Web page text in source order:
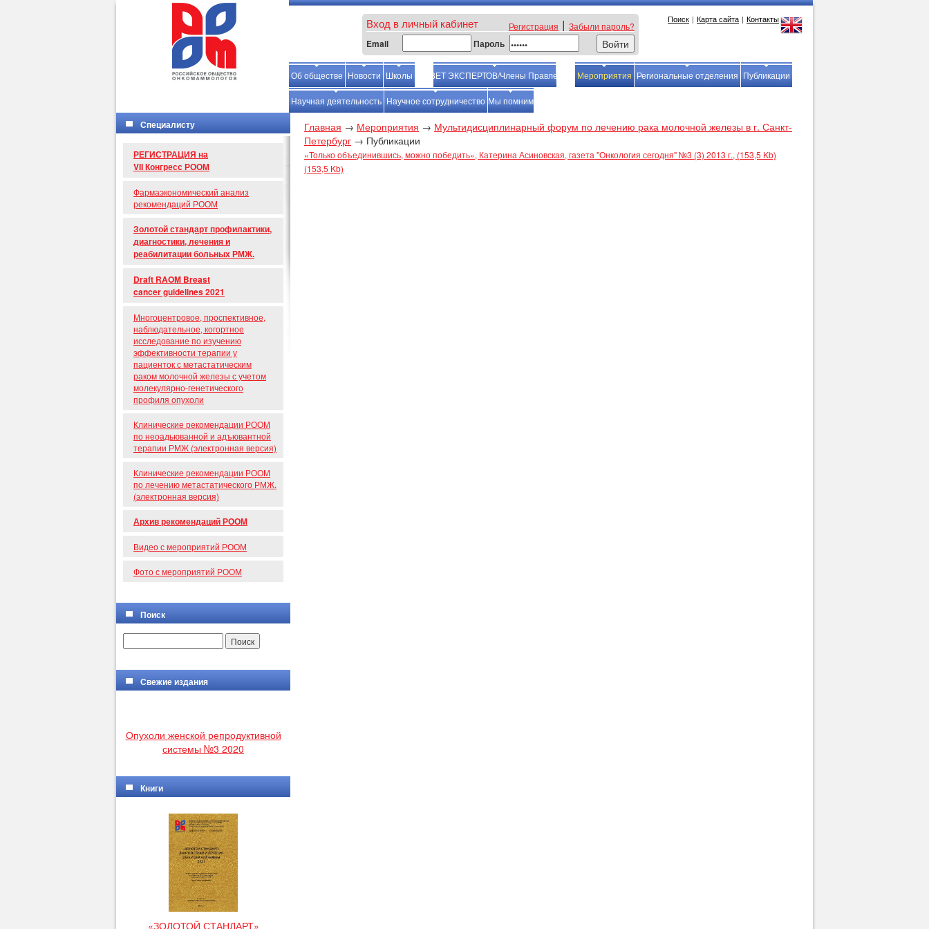
Вход в личный кабинет Регистрация | Забыли пароль?
Email Пароль
Поиск | Карта сайта | Контакты
Об обществе Новости Школы СОВЕТ ЭКСПЕРТОВ/Члены Правления Мероприятия Региональные отделения Публикации
Научная деятельность Научное сотрудничество Мы помним
Специалисту
РЕГИСТРАЦИЯ на
VII Конгресс РООМ
Фармаэкономический анализ
рекомендаций РООМ
Золотой стандарт профилактики,
диагностики, лечения и
реабилитации больных РМЖ.
Draft RAOM Breast
cancer guidelines 2021
Многоцентровое, проспективное,
наблюдательное, когортное
исследование по изучению
эффективности терапии у
пациенток с метастатическим
раком молочной железы с учетом
молекулярно-генетического
профиля опухоли
Клинические рекомендации РООМ
по неоадьюванной и адъювантной
терапии РМЖ (электронная версия)
Клинические рекомендации РООМ
по лечению метастатического РМЖ.
(электронная версия)
Архив рекомендаций РООМ
Видео с мероприятий РООМ
Фото с мероприятий РООМ
Поиск
Свежие издания
Опухоли женской репродуктивной
системы №3 2020
Книги
«ЗОЛОТОЙ СТАНДАРТ»
Главная → Мероприятия → Мультидисциплинарный форум по лечению рака молочной железы в г. Санкт-
Петербург → Публикации
«Только объединившись, можно победить», Катерина Асиновская, газета "Онкология сегодня" №3 (3) 2013 г., (153,5 Kb)
(153,5 Kb)